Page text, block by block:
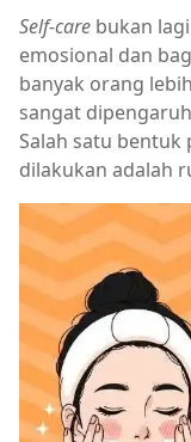
Self-care bukan
emosional dan
banyak orang
sangat
Salah satu bentuk
dilakukan adalah